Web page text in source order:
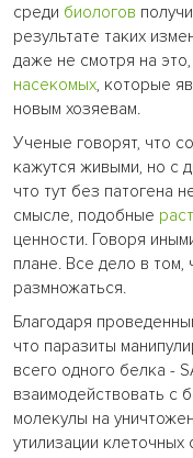
среди биологов
результате таких
даже не смотря на
насекомых, которые
новым хозяевам.
Ученые говорят, что
кажутся живыми, но с
что тут без патогена
смысле, подобные
ценности. Говоря
плане. Все дело в том,
размножаться.
Благодаря
что паразиты
всего одного белка -
взаимодействовать с
молекулы на
утилизации клеточных